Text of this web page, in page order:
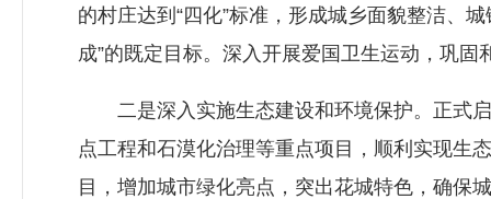
的村庄达到“四化”标准，形成城乡面貌整洁、
成”的既定目标。深入开展爱国卫生运动，巩
二是深入实施生态建设和环境保护。正式启
点工程和石漠化治理等重点项目，顺利实现生
目，增加城市绿化亮点，突出花城特色，确保